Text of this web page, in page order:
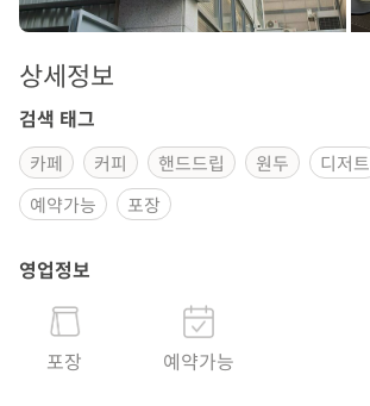
상세정보
검색 태그
카페 커피 핸드드립 원두 디저트
예약가능
포장
영업정보
포장 예약가능